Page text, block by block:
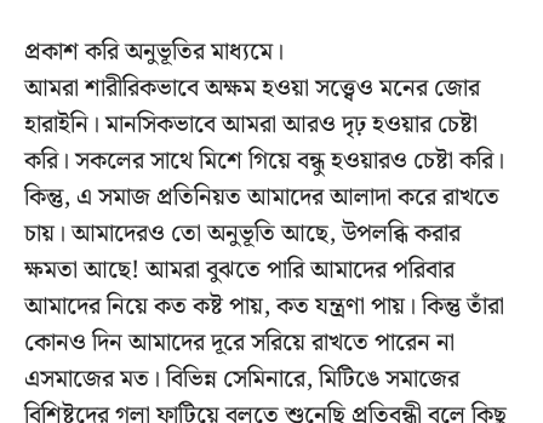
প্রকাশ করি অনুভূতির মাধ্যমে।
আমরা শারীরিকভাবে অক্ষম হওয়া সত্ত্বেও মনের জোর
হারাইনি। মানসিকভাবে আমরা আরও দৃঢ় হওয়ার চেষ্টা
করি। সকলের সাথে মিশে গিয়ে বন্ধু হওয়ারও চেষ্টা করি।
কিন্তু, এ সমাজ প্রতিনিয়ত আমাদের আলাদা করে রাখতে
চায়। আমাদেরও তো অনুভূতি আছে, উপলব্ধি করার
ক্ষমতা আছে! আমরা বুঝতে পারি আমাদের পরিবার
আমাদের নিয়ে কত কষ্ট পায়, কত যন্ত্রণা পায়। কিন্তু তাঁরা
কোনও দিন আমাদের দূরে সরিয়ে রাখতে পারেন না
এসমাজের মত। বিভিন্ন সেমিনারে, মিটিঙে সমাজের